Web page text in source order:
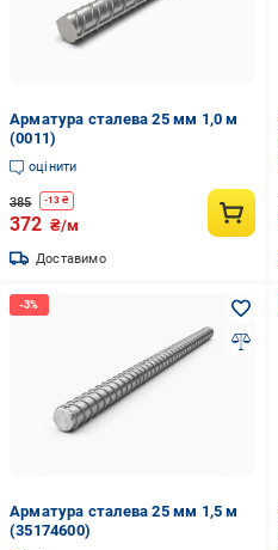
Арматура сталева 25 мм 1,0 м
(0011)
оцінити
385 -13 ₴
372 ₴/м
Доставимо
Арматура сталева 25 мм 1,5 м
(35174600)